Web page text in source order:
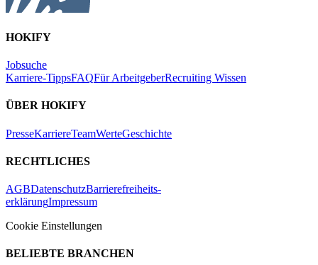
HOKIFY
Jobsuche
Karriere-TippsFAQFür ArbeitgeberRecruiting Wissen
ÜBER HOKIFY
PresseKarriereTeamWerteGeschichte
RECHTLICHES
AGBDatenschutzBarrierefreiheits-
erklärungImpressum
Cookie Einstellungen
BELIEBTE BRANCHEN